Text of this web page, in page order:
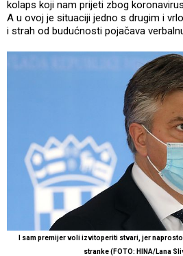
kolaps koji nam prijeti zbog
A u ovoj je situaciji jedno s drugim i
i strah od budućnosti pojačava
I sam premijer voli izvitoperiti stvari, jer
stranke (FOTO: HINA/Lana